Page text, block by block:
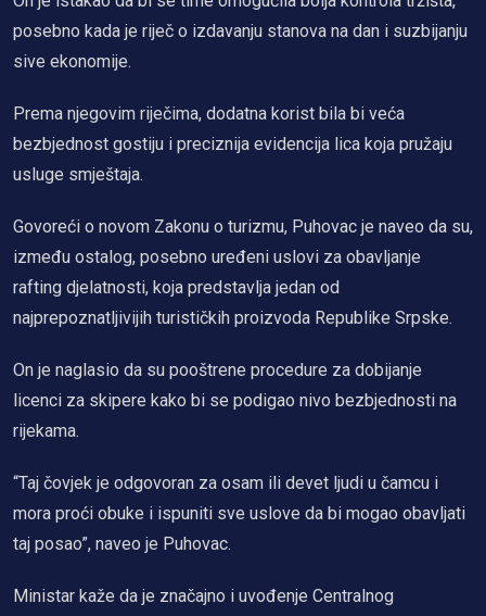
posebno kada je riječ o izdavanju stanova na dan i suzbijanju
sive ekonomije.
Prema njegovim riječima, dodatna korist bila bi veća
bezbjednost gostiju i preciznija evidencija lica koja pružaju
usluge smještaja.
Govoreći o novom Zakonu o turizmu, Puhovac je naveo da su,
između ostalog, posebno uređeni uslovi za obavljanje
rafting djelatnosti, koja predstavlja jedan od
najprepoznatljivijih turističkih proizvoda Republike Srpske.
On je naglasio da su pooštrene procedure za dobijanje
licenci za skipere kako bi se podigao nivo bezbjednosti na
rijekama.
“Taj čovjek je odgovoran za osam ili devet ljudi u čamcu i
mora proći obuke i ispuniti sve uslove da bi mogao obavljati
taj posao”, naveo je Puhovac.
Ministar kaže da je značajno i uvođenje Centralnog